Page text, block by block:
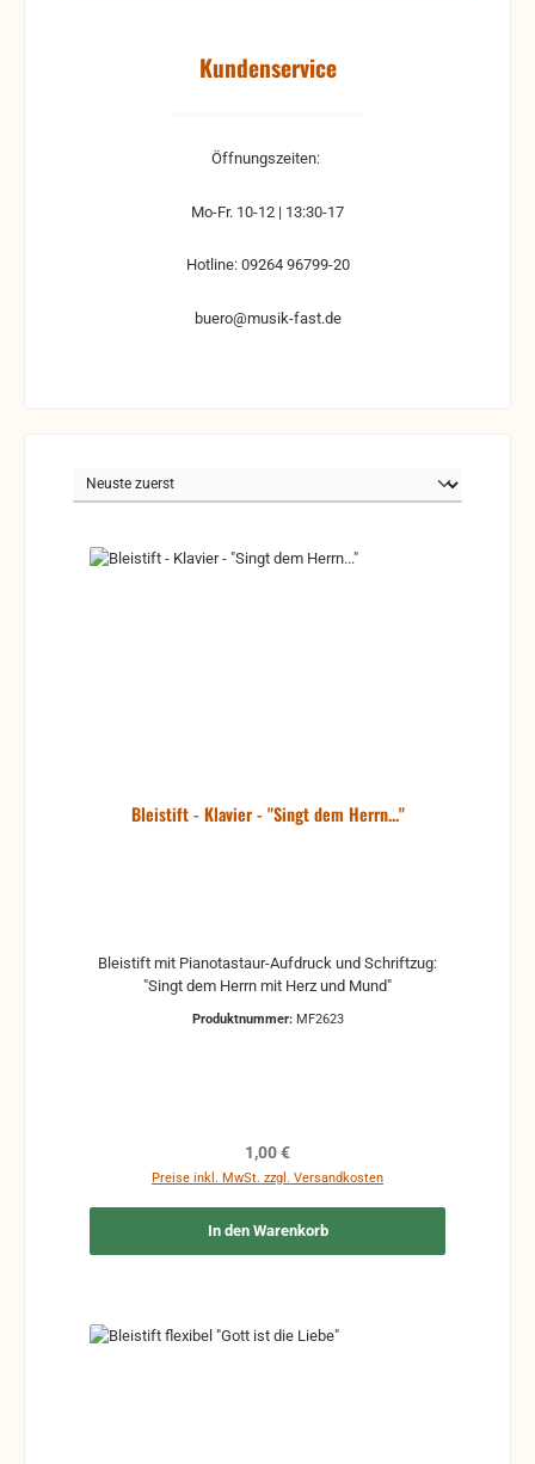
Kundenservice
Öffnungszeiten:
Mo-Fr. 10-12 | 13:30-17
Hotline: 09264 96799-20
buero@musik-fast.de
Bleistift - Klavier - "Singt dem Herrn..."
Bleistift mit Pianotastaur-Aufdruck und Schriftzug:
"Singt dem Herrn mit Herz und Mund"
Produktnummer: MF2623
Regulärer Preis:
1,00 €
Preise inkl. MwSt. zzgl. Versandkosten
In den Warenkorb